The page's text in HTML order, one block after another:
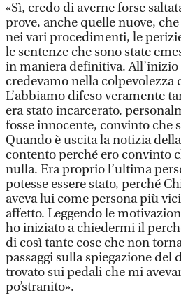
«Sì, credo di averne forse
prove, anche quelle nuove,
nei vari procedimenti, le
le sentenze che sono state
in maniera definitiva.
credevamo nella colpevolezza
L’abbiamo difeso veramente
era stato incarcerato,
fosse innocente, convinto che
Quando è uscita la notizia
contento perché ero convinto
nulla. Era proprio l’ultima
potesse essere stato, perché
aveva lui come persona più
affetto. Leggendo le
ho iniziato a chiedermi il
di così tante cose che non
passaggi sulla spiegazione del
trovato sui pedali che mi
po’stranito».